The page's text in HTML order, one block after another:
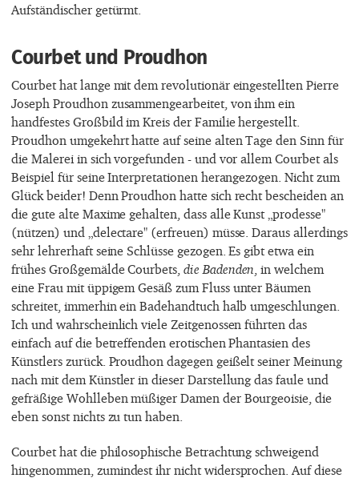
Aufständischer getürmt.
Courbet und Proudhon
Courbet hat lange mit dem revolutionär eingestellten Pierre
Joseph Proudhon zusammengearbeitet, von ihm ein
handfestes Großbild im Kreis der Familie hergestellt.
Proudhon umgekehrt hatte auf seine alten Tage den Sinn für
die Malerei in sich vorgefunden - und vor allem Courbet als
Beispiel für seine Interpretationen herangezogen. Nicht zum
Glück beider! Denn Proudhon hatte sich recht bescheiden an
die gute alte Maxime gehalten, dass alle Kunst „prodesse"
(nützen) und „delectare" (erfreuen) müsse. Daraus allerdings
sehr lehrerhaft seine Schlüsse gezogen. Es gibt etwa ein
frühes Großgemälde Courbets,die Badenden, in welchem
eine Frau mit üppigem Gesäß zum Fluss unter Bäumen
schreitet, immerhin ein Badehandtuch halb umgeschlungen.
Ich und wahrscheinlich viele Zeitgenossen führten das
einfach auf die betreffenden erotischen Phantasien des
Künstlers zurück. Proudhon dagegen geißelt seiner Meinung
nach mit dem Künstler in dieser Darstellung das faule und
gefräßige Wohlleben müßiger Damen der Bourgeoisie, die
eben sonst nichts zu tun haben.
Courbet hat die philosophische Betrachtung schweigend
hingenommen, zumindest ihr nicht widersprochen. Auf diese